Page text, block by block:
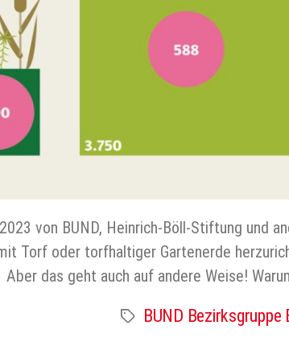
von BUND, Heinrich-Böll-Stiftung und
Torf oder torfhaltiger Gartenerde
Aber das geht auch auf andere Weise!
Schlagwörter
BUND Bezirksgruppe